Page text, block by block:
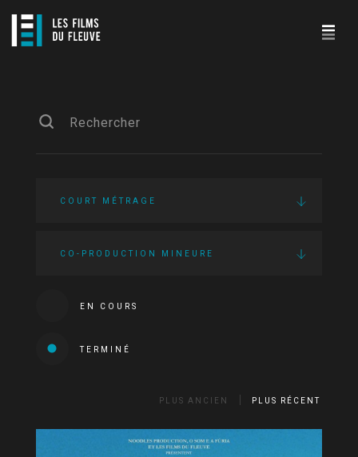
COURT MÉTRAGE
CO-PRODUCTION MINEURE
EN COURS
TERMINÉ
PLUS ANCIEN PLUS RÉCENT